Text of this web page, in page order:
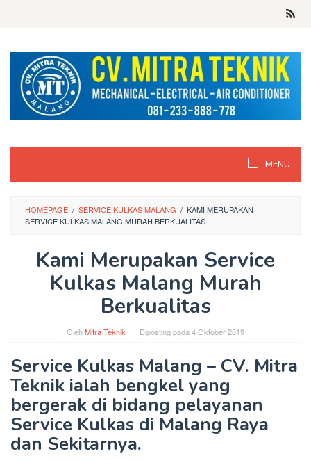
MENU
HOMEPAGE / SERVICE KULKAS MALANG / KAMI MERUPAKAN
SERVICE KULKAS MALANG MURAH BERKUALITAS
Kami Merupakan Service
Kulkas Malang Murah
Berkualitas
OlehMitra Teknik Diposting pada 4 Oktober 2019
Service Kulkas Malang – CV. Mitra
Teknik ialah bengkel yang
bergerak di bidang pelayanan
Service Kulkas di Malang Raya
dan Sekitarnya.